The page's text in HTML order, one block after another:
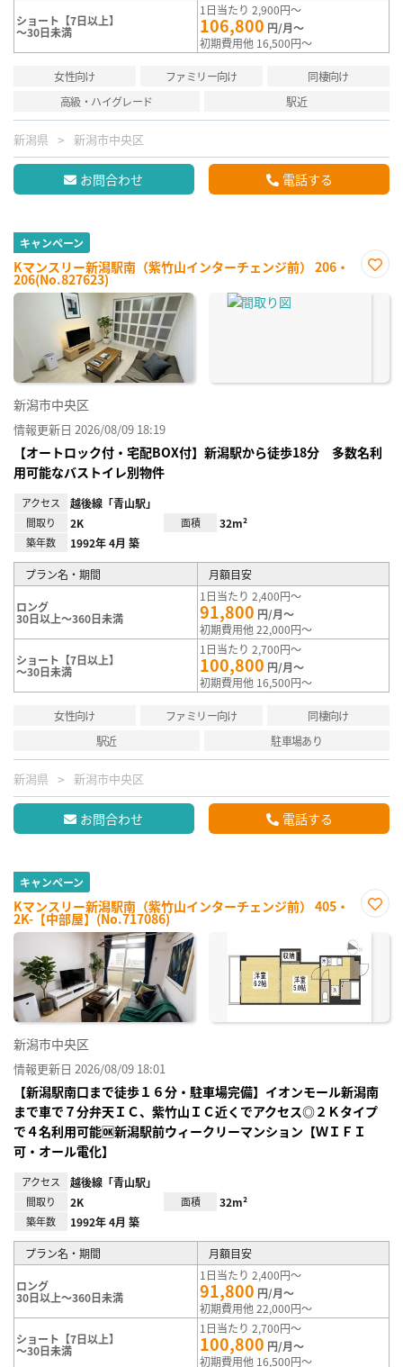
ショート【7日以上】
～30日未満
1日当たり 2,900円～
106,800 円/月～
初期費用他 16,500円～
女性向け ファミリー向け
同棲向け
高級・ハイグレード
駅近
新潟県 新潟市中央区
お問合わせ 電話する
キャンペーン
Kマンスリー新潟駅南（紫竹山インターチェンジ前） 206・
206(No.827623)
に入
新潟市中央区
情報更新日 2026/08/09 18:19
【オートロック付・宅配BOX付】新潟駅から徒歩18分 多数名利
用可能なバストイレ別物件
アクセス 越後線「青山駅」
間取り 2K 面積 32m²
築年数 1992年 4月 築
プラン名・期間 月額目安
ロング
30日以上～360日未満
1日当たり 2,400円～
91,800 円/月～
初期費用他 22,000円～
ショート【7日以上】
～30日未満
1日当たり 2,700円～
100,800 円/月～
初期費用他 16,500円～
女性向け ファミリー向け
同棲向け
駅近
駐車場あり
新潟県 新潟市中央区
お問合わせ 電話する
キャンペーン
Kマンスリー新潟駅南（紫竹山インターチェンジ前） 405・
2K-【中部屋】(No.717086)
に入
録
新潟市中央区
情報更新日 2026/08/09 18:01
【新潟駅南口まで徒歩１６分・駐車場完備】イオンモール新潟南
まで車で７分弁天ＩＣ、紫竹山ＩＣ近くでアクセス◎２Ｋタイプ
で４名利用可能🆗新潟駅前ウィークリーマンション【ＷＩＦＩ
可・オール電化】
アクセス 越後線「青山駅」
間取り 2K 面積 32m²
築年数 1992年 4月 築
プラン名・期間 月額目安
ロング
30日以上～360日未満
1日当たり 2,400円～
91,800 円/月～
初期費用他 22,000円～
ショート【7日以上】
～30日未満
1日当たり 2,700円～
100,800 円/月～
初期費用他 16,500円～